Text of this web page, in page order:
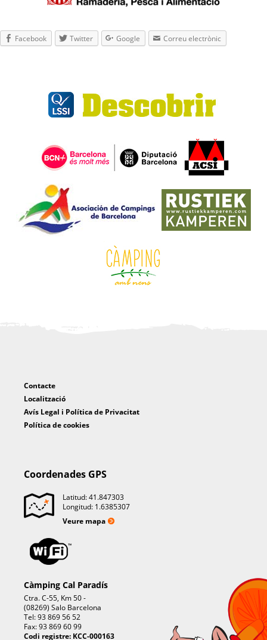
Facebook Twitter Google Correu electrònic
Contacte
Localització
Avís Legal i Política de Privacitat
Política de cookies
Coordenades GPS
Latitud: 41.847303
Longitud: 1.6385307
Veure mapa
Càmping Cal Paradís
Ctra. C-55, Km 50 -
(08269) Salo Barcelona
Tel: 93 869 56 52
Fax: 93 869 60 99
Codi registre: KCC-000163